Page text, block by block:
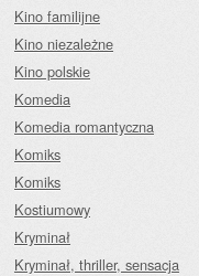
Kino familijne
Kino niezależne
Kino polskie
Komedia
Komedia romantyczna
Komiks
Komiks
Kostiumowy
Kryminał
Kryminał, thriller, sensacja